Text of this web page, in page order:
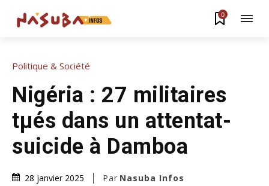
0
Politique & Société
Nigéria : 27 militaires
tµés dans un attentat-
suicide à Damboa
28 janvier 2025 Par Nasuba Infos